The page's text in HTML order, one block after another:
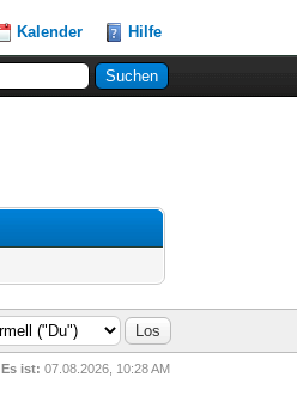
Kalender Hilfe
Es ist: 07.08.2026, 10:28 AM